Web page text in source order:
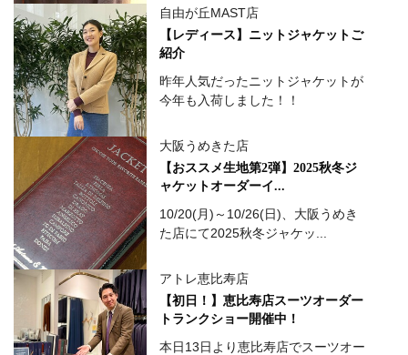
自由が丘MAST店
【レディース】ニットジャケットご
紹介
昨年人気だったニットジャケットが
今年も入荷しました！！
大阪うめきた店
【おススメ生地第2弾】2025秋冬ジ
ャケットオーダーイ...
10/20(月)～10/26(日)、大阪うめき
た店にて2025秋冬ジャケッ...
アトレ恵比寿店
【初日！】恵比寿店スーツオーダー
トランクショー開催中！
本日13日より恵比寿店でスーツオー